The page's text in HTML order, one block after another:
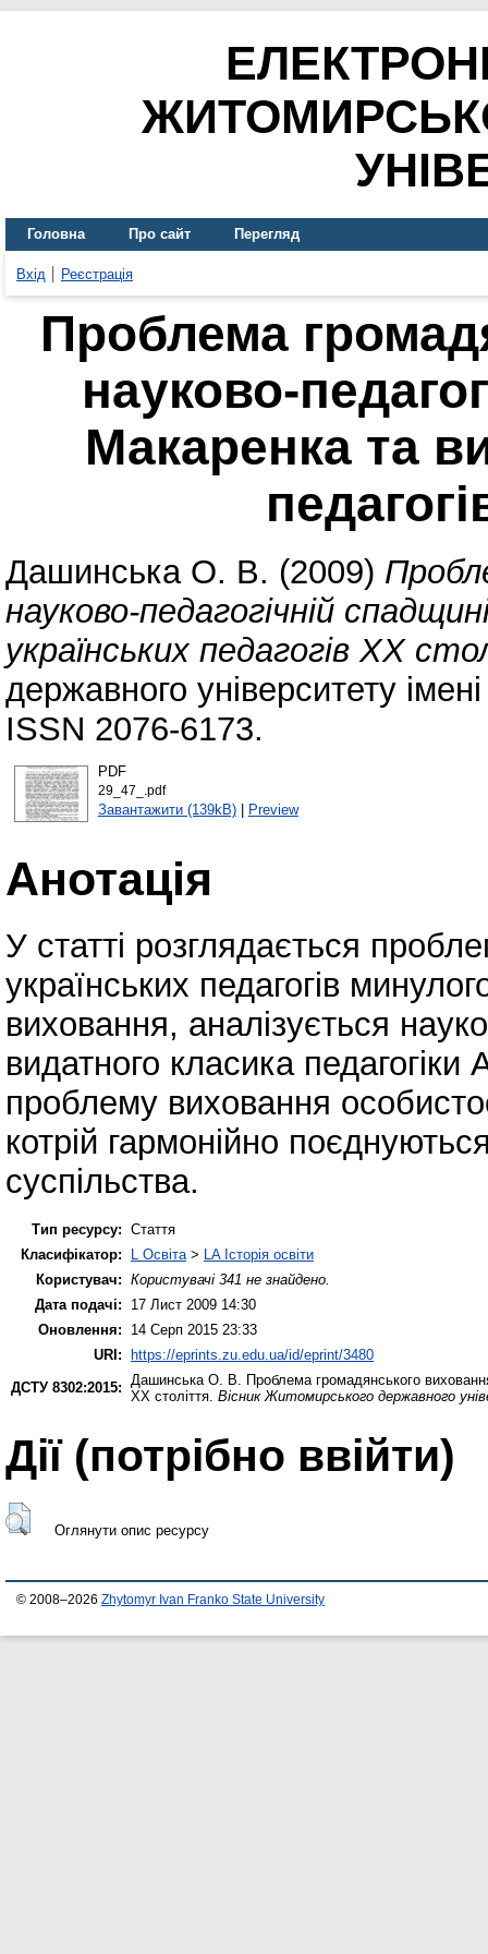
Головна Про сайт Перегляд
Вхід Реєстрація
Проблема
науково-
Макаренка та
Дашинська О. В. (2009)
науково-педагогічній
українських педагогів ХХ
державного університету
ISSN 2076-6173.
PDF
29_47_.pdf
Завантажити (139kB)| Preview
Анотація
У статті розглядається
українських педагогів
виховання, аналізується
видатного класика
проблему виховання
котрій гармонійно
суспільства.
Тип ресурсу: Стаття
Класифікатор:
L Освіта > LA Історія освіти
Користувач: Користувачі 341 не знайдено.
Дата подачі:
17 Лист 2009 14:30
Оновлення:
14 Серп 2015 23:33
URI: https://eprints.zu.edu.ua/id/eprint/3480
ДСТУ 8302:2015:
Дашинська О. В.
Проблема громадянського
ХХ століття. Вісник Житомирського державного
Дії ​​(потрібно ввійти)
Оглянути опис ресурсу
© 2008–2026 Zhytomyr Ivan Franko State University